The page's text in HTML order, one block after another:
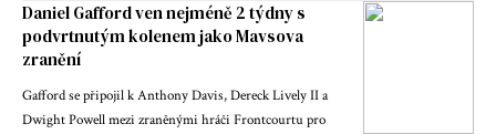
Daniel Gafford ven nejméně 2 týdny s
podvrtnutým kolenem jako Mavsova
zranění
Gafford se připojil k Anthony Davis, Dereck Lively II a
Dwight Powell mezi zraněnými hráči Frontcourtu pro